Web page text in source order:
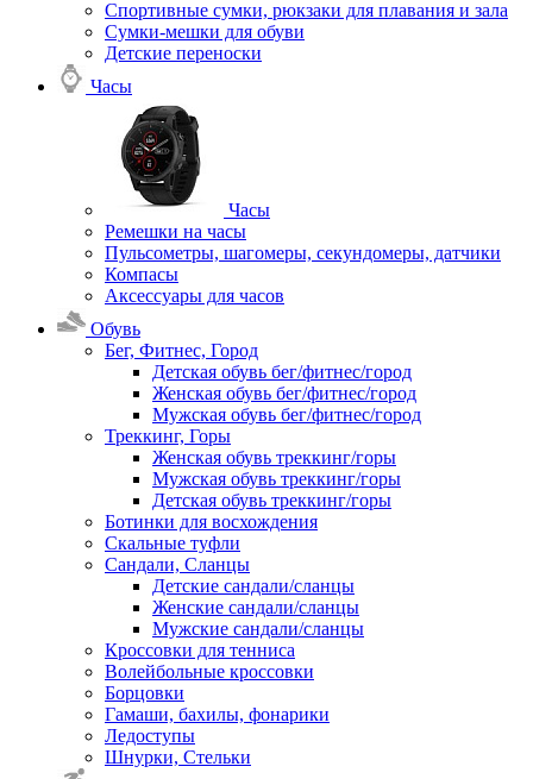
Спортивные сумки, рюкзаки для плавания и зала
Сумки-мешки для обуви
Детские переноски
Часы
Часы
Ремешки на часы
Пульсометры, шагомеры, секундомеры, датчики
Компасы
Аксессуары для часов
Обувь
Бег, Фитнес, Город
Детская обувь бег/фитнес/город
Женская обувь бег/фитнес/город
Мужская обувь бег/фитнес/город
Треккинг, Горы
Женская обувь треккинг/горы
Мужская обувь треккинг/горы
Детская обувь треккинг/горы
Ботинки для восхождения
Скальные туфли
Сандали, Сланцы
Детские сандали/сланцы
Женские сандали/сланцы
Мужские сандали/сланцы
Кроссовки для тенниса
Волейбольные кроссовки
Борцовки
Гамаши, бахилы, фонарики
Ледоступы
Шнурки, Стельки